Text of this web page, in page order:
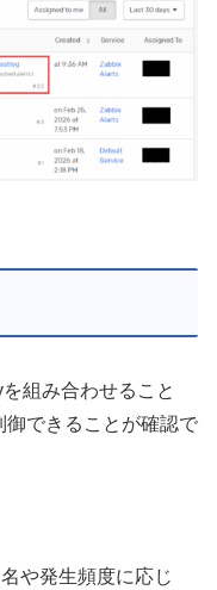
組み合わせること
できることが確認で
や発生頻度に応じ